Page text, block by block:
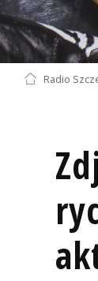
Radio